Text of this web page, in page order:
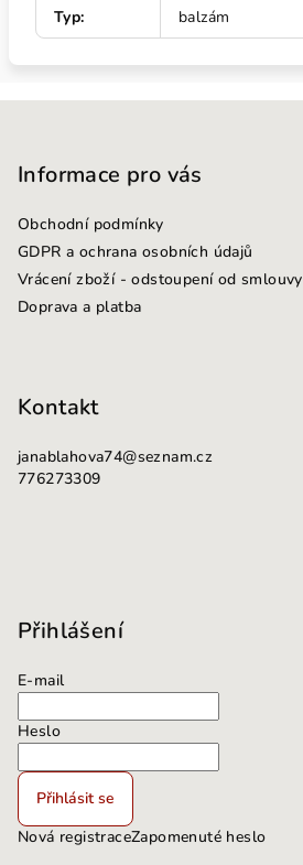
Typ: balzám
Informace pro vás
Obchodní podmínky
GDPR a ochrana osobních údajů
Vrácení zboží - odstoupení od smlouvy
Doprava a platba
Kontakt
janablahova74@seznam.cz
776273309
Přihlášení
E-mail
Heslo
Přihlásit se
Nová registraceZapomenuté heslo